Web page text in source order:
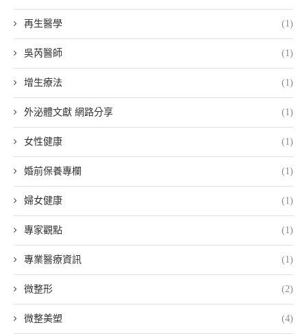
再生醫學 (1)
吳芮醫師 (1)
增生療法 (1)
外泌體文獻 網路分享 (1)
女性健康 (1)
婚前保養專欄 (1)
婦女健康 (1)
專家觀點 (1)
專業醫療資訊 (1)
微整形 (2)
微整美塑 (4)